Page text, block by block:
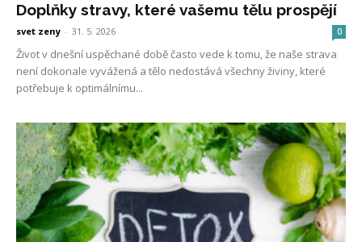
Doplňky stravy, které vašemu tělu prospějí
svet zeny - 31. 5. 2026 0
Život v dnešní uspěchané době často vede k tomu, že naše strava
není dokonale vyvážená a tělo nedostává všechny živiny, které
potřebuje k optimálnímu...